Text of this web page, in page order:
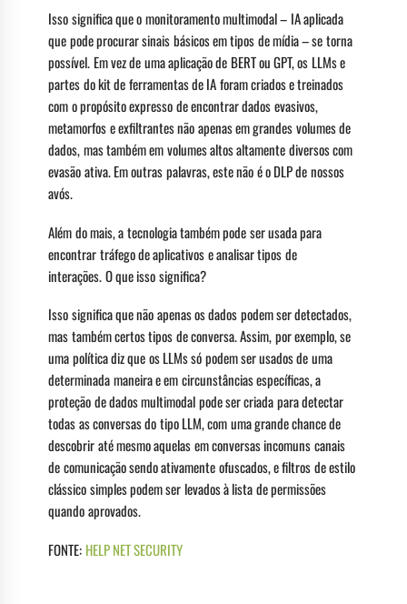
Isso significa que o monitoramento multimodal – IA aplicada
que pode procurar sinais básicos em tipos de mídia – se torna
possível. Em vez de uma aplicação de BERT ou GPT, os LLMs e
partes do kit de ferramentas de IA foram criados e treinados
com o propósito expresso de encontrar dados evasivos,
metamorfos e exfiltrantes não apenas em grandes volumes de
dados, mas também em volumes altos altamente diversos com
evasão ativa. Em outras palavras, este não é o DLP de nossos
avós.
Além do mais, a tecnologia também pode ser usada para
encontrar tráfego de aplicativos e analisar tipos de
interações. O que isso significa?
Isso significa que não apenas os dados podem ser detectados,
mas também certos tipos de conversa. Assim, por exemplo, se
uma política diz que os LLMs só podem ser usados ​​de uma
determinada maneira e em circunstâncias específicas, a
proteção de dados multimodal pode ser criada para detectar
todas as conversas do tipo LLM, com uma grande chance de
descobrir até mesmo aquelas em conversas incomuns canais
de comunicação sendo ativamente ofuscados, e filtros de estilo
clássico simples podem ser levados à lista de permissões
quando aprovados.
FONTE: HELP NET SECURITY